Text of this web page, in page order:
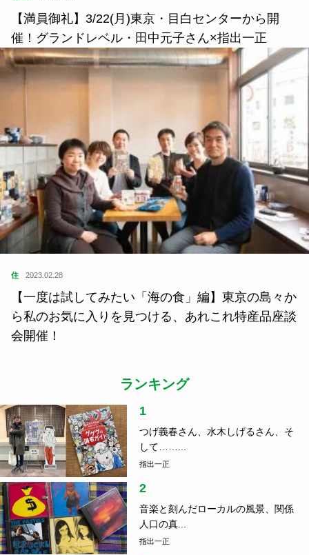
【満員御礼】3/22(月)東京・目白センターから開
催！グランドレベル・田中元子さん×指出一正
住 2023.02.28
【一度は試してみたい「海の食」編】東京の島々か
ら私のお気に入りを見つける、あれこれ特産品座談
会開催！
ランキング
1
つげ義春さん、水木しげるさん、そ
して……...
指出一正
2
音楽と刻んだローカルの風景、関係
人口の真...
指出一正